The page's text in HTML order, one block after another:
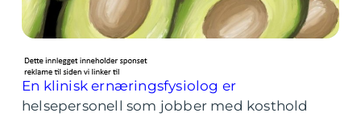
En klinisk ernæringsfysiolog er
helsepersonell som jobber med kosthold